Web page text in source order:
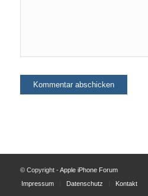
© Copyright -Apple iPhone Forum
Impressum
Datenschutz Kontakt